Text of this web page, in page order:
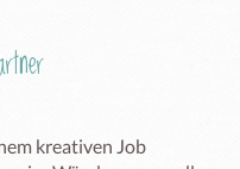
kreativen Job